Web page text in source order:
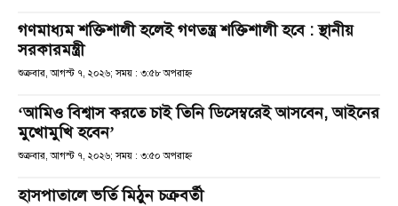
গণমাধ্যম শক্তিশালী হলেই গণতন্ত্র শক্তিশালী হবে : স্থানীয়
সরকারমন্ত্রী
শুক্রবার, আগস্ট ৭, ২০২৬; সময় : ৩:৫৮ অপরাহ্ণ
‘আমিও বিশ্বাস করতে চাই তিনি ডিসেম্বরেই আসবেন, আইনের
মুখোমুখি হবেন’
শুক্রবার, আগস্ট ৭, ২০২৬; সময় : ৩:৫০ অপরাহ্ণ
হাসপাতালে ভর্তি মিঠুন চক্রবর্তী